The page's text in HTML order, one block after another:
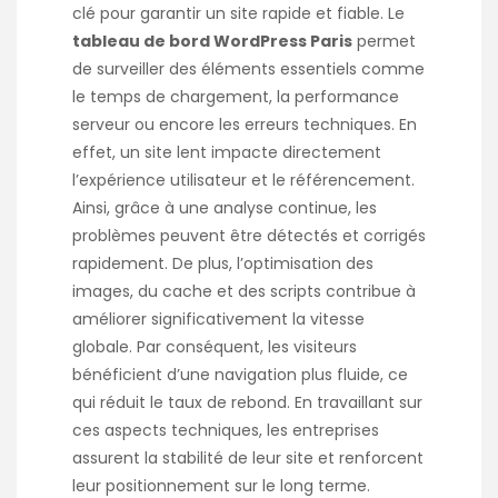
clé pour garantir un site rapide et fiable. Le
tableau de bord WordPress Paris permet
de surveiller des éléments essentiels comme
le temps de chargement, la performance
serveur ou encore les erreurs techniques. En
effet, un site lent impacte directement
l’expérience utilisateur et le référencement.
Ainsi, grâce à une analyse continue, les
problèmes peuvent être détectés et corrigés
rapidement. De plus, l’optimisation des
images, du cache et des scripts contribue à
améliorer significativement la vitesse
globale. Par conséquent, les visiteurs
bénéficient d’une navigation plus fluide, ce
qui réduit le taux de rebond. En travaillant sur
ces aspects techniques, les entreprises
assurent la stabilité de leur site et renforcent
leur positionnement sur le long terme.